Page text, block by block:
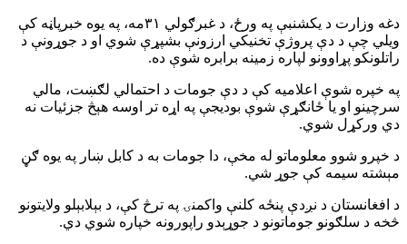
دغه وزارت د یکشنبې په ورځ، د غبرګولي ۳۱مه، په یوه خبرپاڼه کې
ویلي چې د دې پروژې تخنیکي ارزونې بشپړې شوي او د جوړونې د
راتلونکو پړاوونو لپاره زمینه برابره شوې ده.
په خپره شوې اعلامیه کې د دې جومات د احتمالي لګښت، مالي
سرچینو او یا ځانګړې شوې بودیجې په اړه تر اوسه هېڅ جزئیات نه
دي ورکړل شوي.
د خپرو شوو معلوماتو له مخې، دا جومات به د کابل ښار په یوه ګڼ
مېشته سیمه کې جوړ شي.
د افغانستان د نږدې پنځه کلنې واکمنۍ په ترڅ کې، د بېلابېلو ولایتونو
څخه د سلګونو جوماتونو د جوړېدو راپورونه خپاره شوي دي.